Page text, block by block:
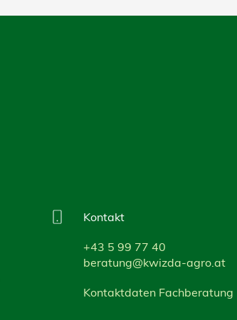
Kontakt
+43 5 99 77 40
beratung@kwizda-agro.at
Kontaktdaten Fachberatung